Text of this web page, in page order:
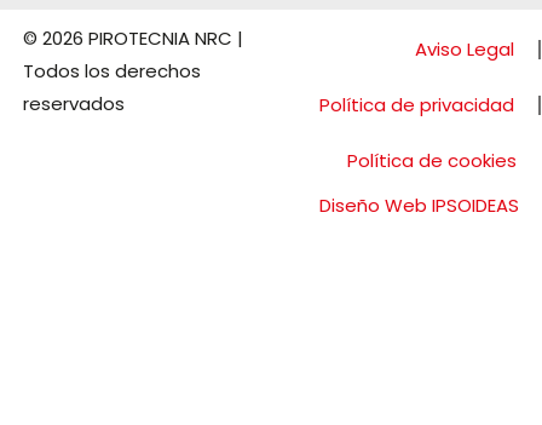
© 2026 PIROTECNIA NRC |
Todos los derechos
reservados
Aviso Legal
Política de privacidad
Política de cookies
Diseño Web IPSOIDEAS